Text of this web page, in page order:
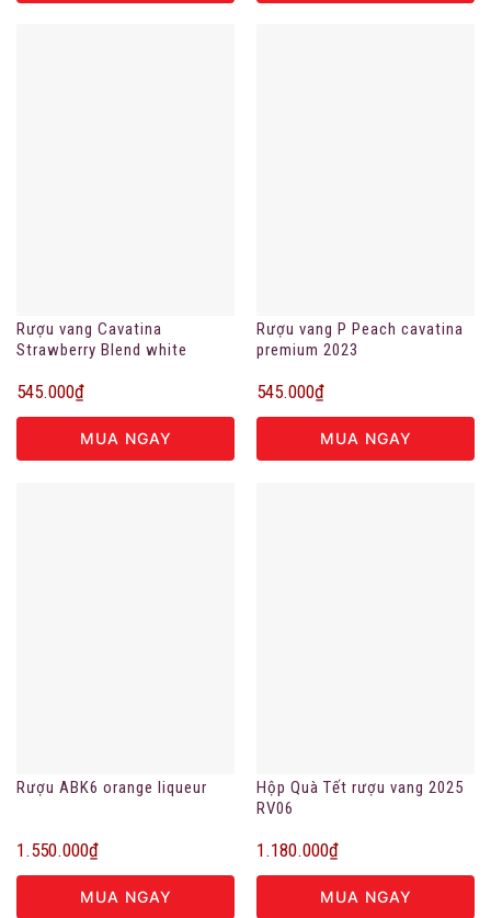
Rượu vang Cavatina
Strawberry Blend white
545.000₫
MUA NGAY
Rượu vang P Peach cavatina
premium 2023
545.000₫
MUA NGAY
Rượu ABK6 orange liqueur
1.550.000₫
MUA NGAY
Hộp Quà Tết rượu vang 2025
RV06
1.180.000₫
MUA NGAY